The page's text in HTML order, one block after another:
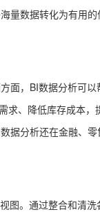
数据转化为有用
，BI数据分析可
、降低库存成本
分析还在金融、零
。通过整合和清